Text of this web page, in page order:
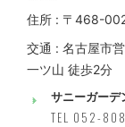
住所 : 〒468-
交通 : 名古屋市
一ツ山 徒歩2分
サニーガーデ
TEL 052-